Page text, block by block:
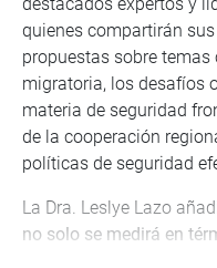
quienes compartirán
propuestas sobre
migratoria, los desafíos
materia de seguridad
de la cooperación
políticas de seguridad
La Dra. Leslye Lazo
no solo se medirá en